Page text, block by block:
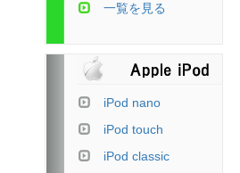
一覧を見る
iPod nano
iPod touch
iPod classic